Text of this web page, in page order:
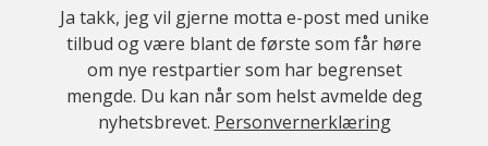
Ja takk, jeg vil gjerne motta e-post med unike
tilbud og være blant de første som får høre
om nye restpartier som har begrenset
mengde. Du kan når som helst avmelde deg
nyhetsbrevet. Personvernerklæring